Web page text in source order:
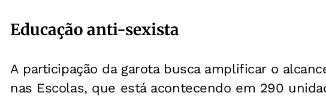
Educação anti-sexista
A participação da garota busca amplificar o
nas Escolas, que está acontecendo em 290